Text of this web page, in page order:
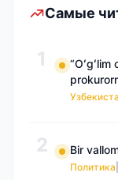
Самые
1
qayta
2 Bir
Политика